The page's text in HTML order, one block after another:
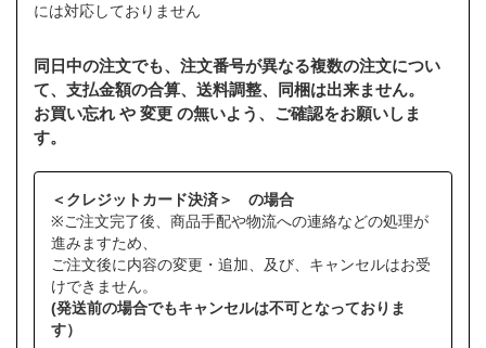
には対応しておりません
同日中の注文でも、注文番号が異なる複数の注文につい
て、支払金額の合算、送料調整、同梱は出来ません。
お買い忘れ や 変更 の無いよう、ご確認をお願いしま
す。
＜クレジットカード決済＞ の場合
※ご注文完了後、商品手配や物流への連絡などの処理が
進みますため、
ご注文後に内容の変更・追加、及び、キャンセルはお受
けできません。
(発送前の場合でもキャンセルは不可となっておりま
す）